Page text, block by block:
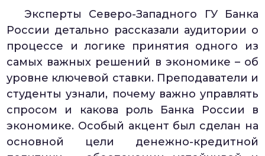
Эксперты Северо-Западного ГУ Банка
России детально рассказали аудитории о
процессе и логике принятия одного из
самых важных решений в экономике – об
уровне ключевой ставки. Преподаватели и
студенты узнали, почему важно управлять
спросом и какова роль Банка России в
экономике. Особый акцент был сделан на
основной цели денежно-кредитной